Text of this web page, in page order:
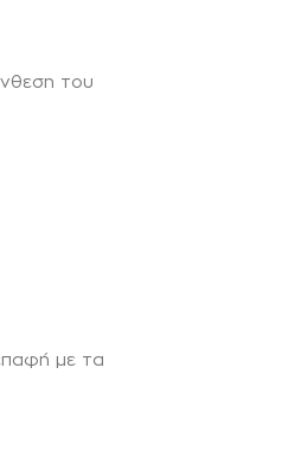
του
με τα